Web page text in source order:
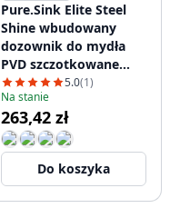
Pure.Sink Elite Steel
Shine wbudowany
dozownik do mydła
PVD szczotkowane
złoto, napełniany od
góry PS9010-60.
5.0(1)
Na stanie
263,42 zł
Do koszyka